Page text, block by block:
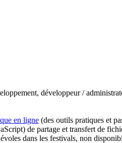
développeur /
en ligne (des outils pratiques et
de partage et transfert de
dans les festivals, non